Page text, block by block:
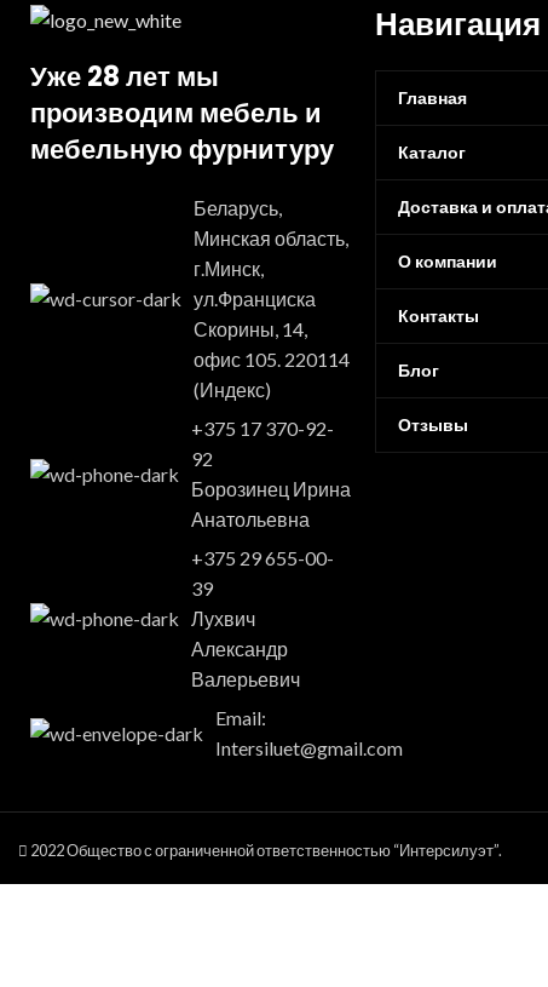
Уже 28 лет мы
производим мебель и
мебельную фурнитуру
Беларусь,
Минская область,
г.Минск,
ул.Франциска
Скорины, 14,
офис 105. 220114
(Индекс)
+375 17 370-92-
92
Борозинец Ирина
Анатольевна
+375 29 655-00-
39
Лухвич
Александр
Валерьевич
Email:
Intersiluet@gmail.com
Навигация
Главная
Каталог
Доставка и
О компании
Контакты
Блог
Отзывы
2022 Общество с ограниченной ответственностью “Интерсилуэт”.